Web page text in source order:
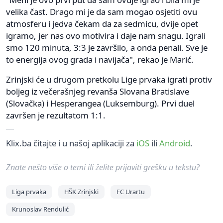
velika čast. Drago mi je da sam mogao osjetiti ovu
atmosferu i jedva čekam da za sedmicu, dvije opet
igramo, jer nas ovo motivira i daje nam snagu. Igrali
smo 120 minuta, 3:3 je završilo, a onda penali. Sve je
to energija ovog grada i navijača", rekao je Marić.
Zrinjski će u drugom pretkolu Lige prvaka igrati protiv
boljeg iz večerašnjeg revanša Slovana Bratislave
(Slovačka) i Hesperangea (Luksemburg). Prvi duel
završen je rezultatom 1:1.
Klix.ba čitajte i u našoj aplikaciji za iOS ili Android.
Znate nešto više o temi ili želite prijaviti grešku u tekstu?
Liga prvaka HŠK Zrinjski
FC Urartu
Krunoslav Rendulić